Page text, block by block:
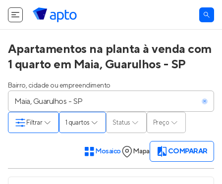
Apartamentos na planta à venda com
1 quarto em Maia, Guarulhos - SP
Bairro, cidade ou empreendimento
1 quartos Status Preço
Filtrar
Mosaico Mapa COMPARAR